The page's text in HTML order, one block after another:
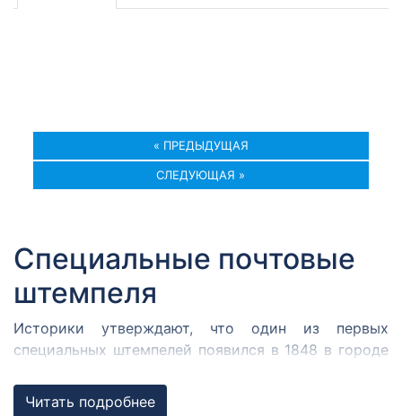
« ПРЕДЫДУЩАЯ
СЛЕДУЮЩАЯ »
Специальные почтовые
штемпеля
Историки утверждают, что один из первых
специальных штемпелей появился в 1848 в городе
собрался Кромержижский парламент.
Читать подробнее